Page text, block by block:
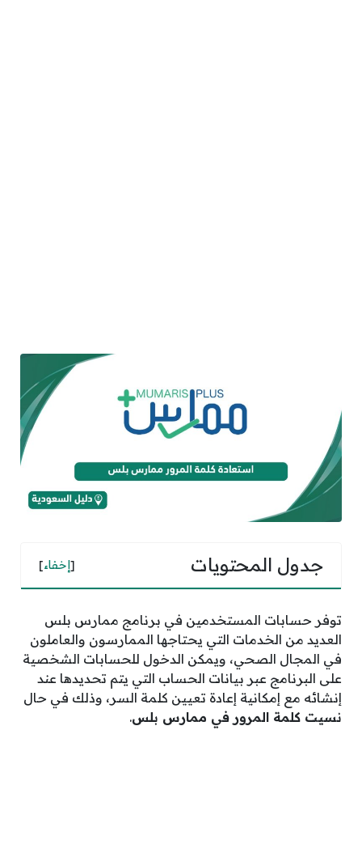
جدول المحتويات [إخفاء]
توفر حسابات المستخدمين في برنامج ممارس بلس
العديد من الخدمات التي يحتاجها الممارسون والعاملون
في المجال الصحي، ويمكن الدخول للحسابات الشخصية
على البرنامج عبر بيانات الحساب التي يتم تحديدها عند
إنشائه مع إمكانية إعادة تعيين كلمة السر، وذلك في حال
نسيت كلمة المرور في ممارس بلس.